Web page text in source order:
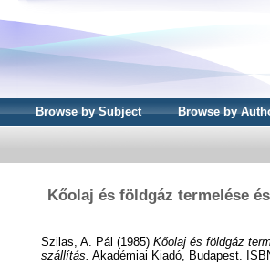
Browse by Subject Browse by
Kőolaj és földgáz termelése
Szilas, A. Pál (1985) Kőolaj és földgáz
szállítás. Akadémiai Kiadó, Budapest.